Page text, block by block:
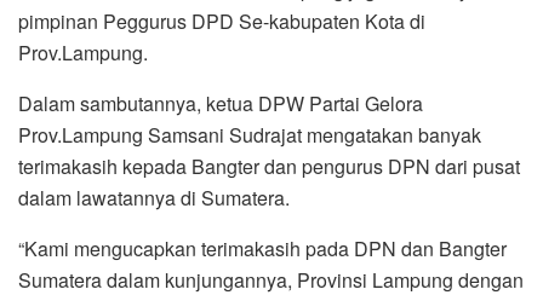
pimpinan Peggurus DPD Se-kabupaten Kota di
Prov.Lampung.
Dalam sambutannya, ketua DPW Partai Gelora
Prov.Lampung Samsani Sudrajat mengatakan banyak
terimakasih kepada Bangter dan pengurus DPN dari pusat
dalam lawatannya di Sumatera.
“Kami mengucapkan terimakasih pada DPN dan Bangter
Sumatera dalam kunjungannya, Provinsi Lampung dengan